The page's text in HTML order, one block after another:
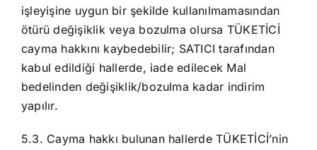
işleyişine uygun bir şekilde kullanılmamasından
ötürü değişiklik veya bozulma olursa TÜKETİCİ
cayma hakkını kaybedebilir; SATICI tarafından
kabul edildiği hallerde, iade edilecek Mal
bedelinden değişiklik/bozulma kadar indirim
yapılır.
5.3. Cayma hakkı bulunan hallerde TÜKETİCİ’nin